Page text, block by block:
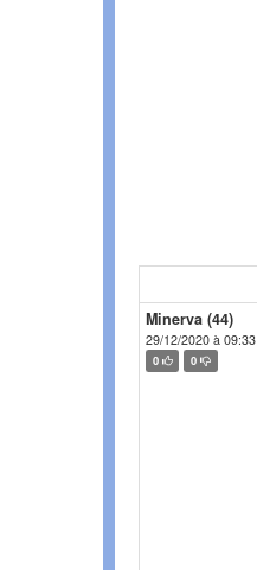
Minerva (44)
29/12/2020 à 09:33
0 0